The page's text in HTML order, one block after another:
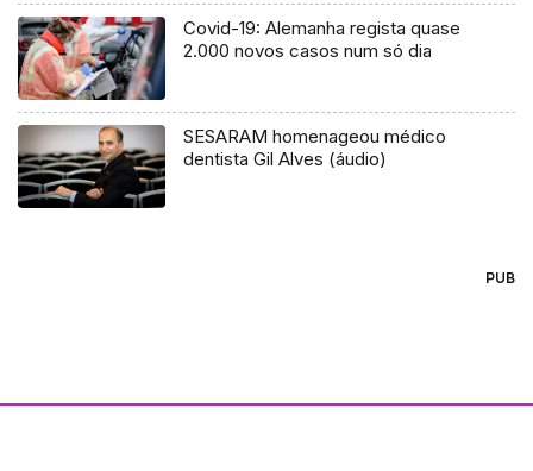
Covid-19: Alemanha regista quase
2.000 novos casos num só dia
SESARAM homenageou médico
dentista Gil Alves (áudio)
PUB